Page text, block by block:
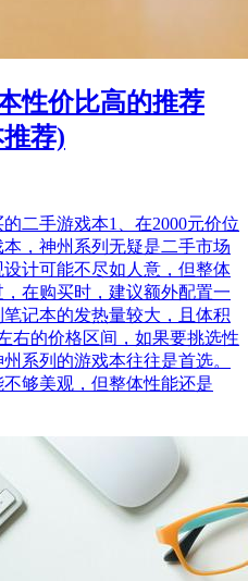
性价比高的推荐
荐)
二手游戏本1、在2000元价位
，神州系列无疑是二手市场
计可能不尽如人意，但整体
在购买时，建议额外配置一
记本的发热量较大，且体积
右的价格区间，如果要挑选性
系列的游戏本往往是首选。
够美观，但整体性能还是